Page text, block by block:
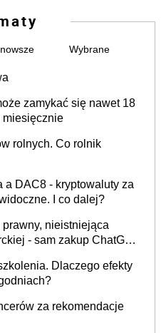
Wybrane
zamykać się nawet 18
miesięcznie
rolnych. Co rolnik
a DAC8 - kryptowaluty za
I co dalej?
nieistniejąca
- sam zakup ChatGPT
Dlaczego efekty
za rekomendacje